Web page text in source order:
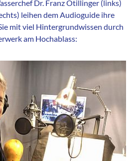
Dr. Franz Otillinger (links)
leihen dem Audioguide ihre
mit viel Hintergrundwissen durch
am Hochablass: